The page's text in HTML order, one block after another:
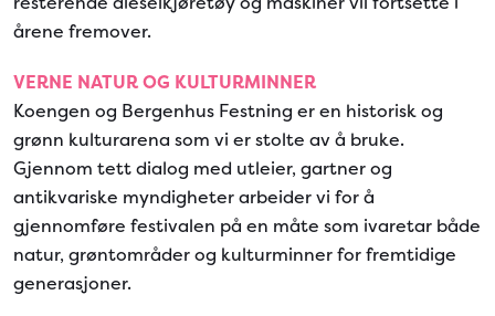
årene fremover.
VERNE NATUR OG KULTURMINNER
Koengen og Bergenhus Festning er en historisk og
grønn kulturarena som vi er stolte av å bruke.
Gjennom tett dialog med utleier, gartner og
antikvariske myndigheter arbeider vi for å
gjennomføre festivalen på en måte som ivaretar både
natur, grøntområder og kulturminner for fremtidige
generasjoner.